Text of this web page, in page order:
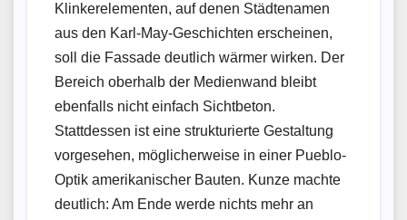
Klinkerelementen, auf denen Städtenamen
aus den Karl-May-Geschichten erscheinen,
soll die Fassade deutlich wärmer wirken. Der
Bereich oberhalb der Medienwand bleibt
ebenfalls nicht einfach Sichtbeton.
Stattdessen ist eine strukturierte Gestaltung
vorgesehen, möglicherweise in einer Pueblo-
Optik amerikanischer Bauten. Kunze machte
deutlich: Am Ende werde nichts mehr an